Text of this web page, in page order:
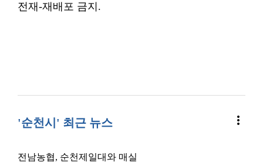
전재-재배포 금지.
'순천시' 최근 뉴스 more_vert
전남농협, 순천제일대와 매실